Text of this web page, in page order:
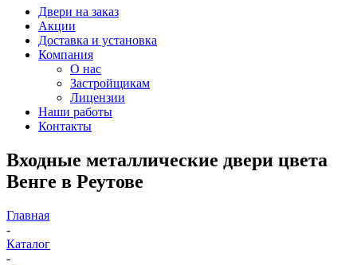
Двери на заказ
Акции
Доставка и установка
Компания
О нас
Застройщикам
Лицензии
Наши работы
Контакты
Входные металлические двери цвета
Венге в Реутове
Главная
-
Каталог
-